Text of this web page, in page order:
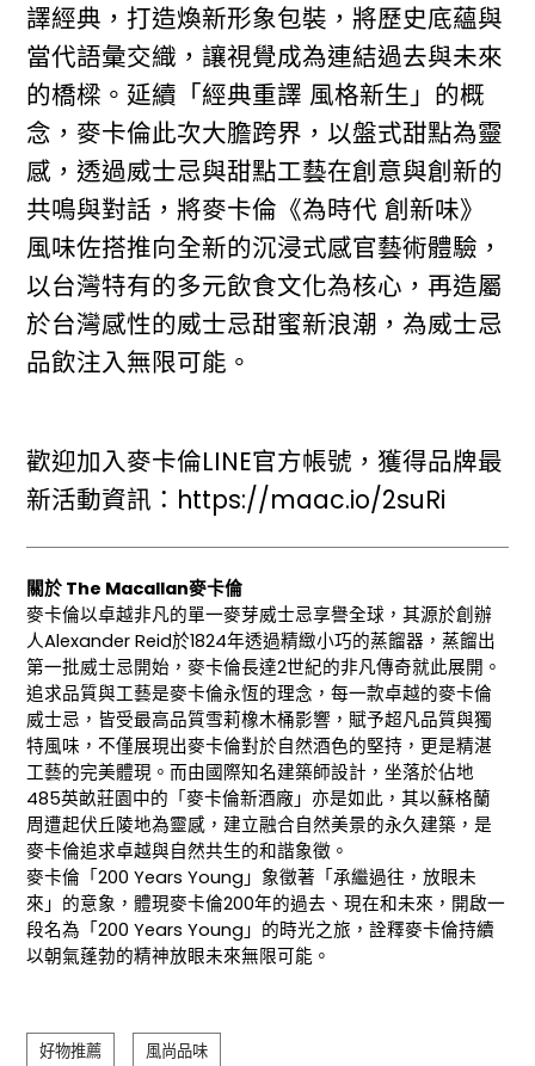
譯經典，打造煥新形象包裝，將歷史底蘊與
當代語彙交織，讓視覺成為連結過去與未來
的橋樑。延續「經典重譯 風格新生」的概
念，麥卡倫此次大膽跨界，以盤式甜點為靈
感，透過威士忌與甜點工藝在創意與創新的
共鳴與對話，將麥卡倫《為時代 創新味》
風味佐搭推向全新的沉浸式感官藝術體驗，
以台灣特有的多元飲食文化為核心，再造屬
於台灣感性的威士忌甜蜜新浪潮，為威士忌
品飲注入無限可能。
歡迎加入麥卡倫LINE官方帳號，獲得品牌最
新活動資訊： https://maac.io/2suRi
關於 The Macallan麥卡倫
麥卡倫以卓越非凡的單一麥芽威士忌享譽全球，其源於創辦
人Alexander Reid於1824年透過精緻小巧的蒸餾器，蒸餾出
第一批威士忌開始，麥卡倫長達2世紀的非凡傳奇就此展開。
追求品質與工藝是麥卡倫永恆的理念，每一款卓越的麥卡倫
威士忌，皆受最高品質雪莉橡木桶影響，賦予超凡品質與獨
特風味，不僅展現出麥卡倫對於自然酒色的堅持，更是精湛
工藝的完美體現。而由國際知名建築師設計，坐落於佔地
485英畝莊園中的「麥卡倫新酒廠」亦是如此，其以蘇格蘭
周遭起伏丘陵地為靈感，建立融合自然美景的永久建築，是
麥卡倫追求卓越與自然共生的和諧象徵。
麥卡倫「200 Years Young」象徵著「承繼過往，放眼未
來」的意象，體現麥卡倫200年的過去、現在和未來，開啟一
段名為「200 Years Young」的時光之旅，詮釋麥卡倫持續
以朝氣蓬勃的精神放眼未來無限可能。
好物推薦 風尚品味